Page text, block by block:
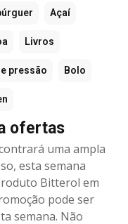
Açaí
Livros
pressão Bolo
ofertas
uma ampla
esta semana
Bitterol em
pode ser
semana. Não